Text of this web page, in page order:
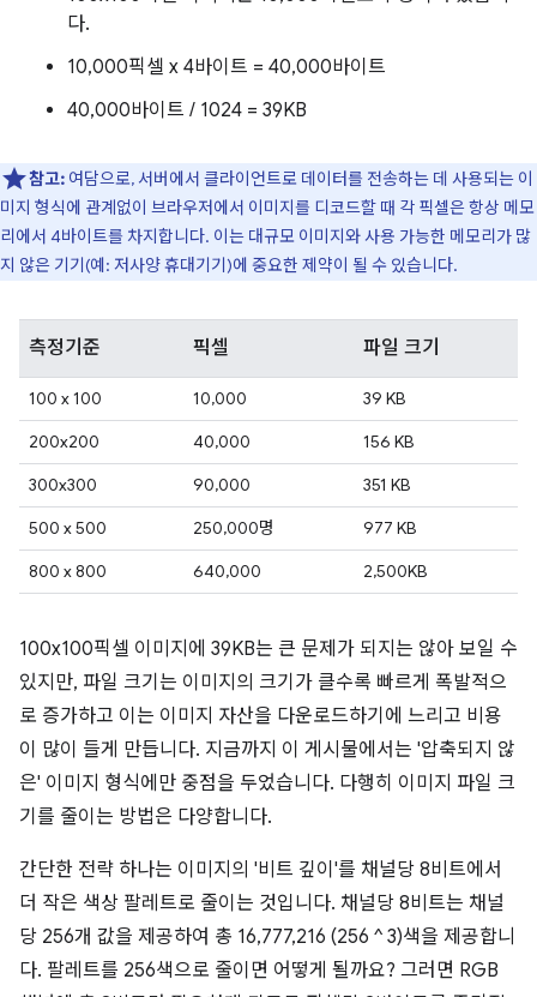
다.
10,000픽셀 x 4바이트 = 40,000바이트
40,000바이트 / 1024 = 39KB
참고: 여담으로, 서버에서 클라이언트로 데이터를 전송하는 데 사용되는 이
미지 형식에 관계없이 브라우저에서 이미지를 디코드할 때 각 픽셀은 항상 메모
리에서 4바이트를 차지합니다. 이는 대규모 이미지와 사용 가능한 메모리가 많
지 않은 기기(예: 저사양 휴대기기)에 중요한 제약이 될 수 있습니다.
측정기준 픽셀 파일 크기
100 x 100 10,000
39 KB
200x200
40,000
156 KB
300x300
90,000
351 KB
500 x 500
250,000명
977 KB
800 x 800
640,000 2,500KB
100x100픽셀 이미지에 39KB는 큰 문제가 되지는 않아 보일 수
있지만, 파일 크기는 이미지의 크기가 클수록 빠르게 폭발적으
로 증가하고 이는 이미지 자산을 다운로드하기에 느리고 비용
이 많이 들게 만듭니다. 지금까지 이 게시물에서는 '압축되지 않
은' 이미지 형식에만 중점을 두었습니다. 다행히 이미지 파일 크
기를 줄이는 방법은 다양합니다.
간단한 전략 하나는 이미지의 '비트 깊이'를 채널당 8비트에서
더 작은 색상 팔레트로 줄이는 것입니다. 채널당 8비트는 채널
당 256개 값을 제공하여 총 16,777,216 (256 ^ 3)색을 제공합니
다. 팔레트를 256색으로 줄이면 어떻게 될까요? 그러면 RGB